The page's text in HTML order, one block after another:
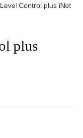
Control plus iNet